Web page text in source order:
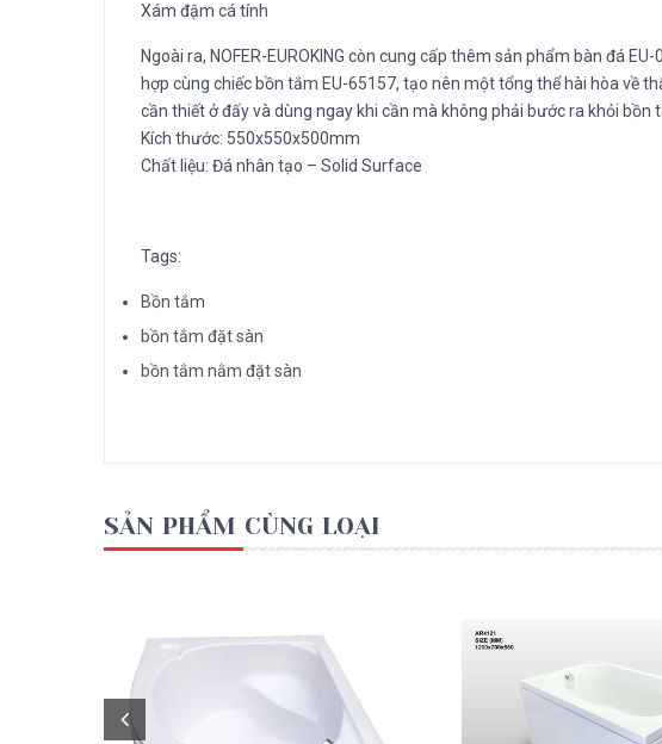
Xám đậm cá tính
Ngoài ra, NOFER-EUROKING còn cung cấp thêm sản phẩm bàn đá
hợp cùng chiếc bồn tắm EU-65157, tạo nên một tổng thể hài hòa về
cần thiết ở đấy và dùng ngay khi cần mà không phải bước ra khỏi bồn
Kích thước: 550x550x500mm
Chất liệu: Đá nhân tạo – Solid Surface
Tags:
Bồn tắm
bồn tắm đặt sàn
bồn tắm nằm đặt sàn
SẢN PHẨM CÙNG LOẠI